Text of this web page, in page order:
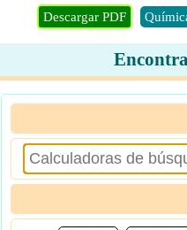
Descargar PDF